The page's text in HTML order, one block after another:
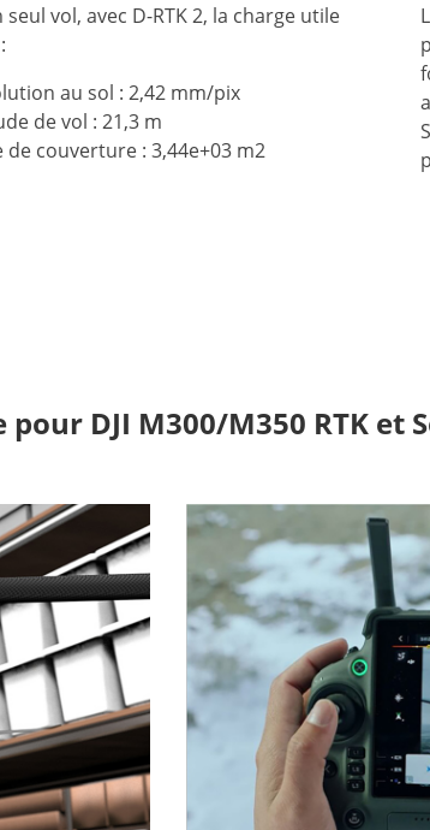
seul vol, avec D-RTK 2, la charge utile
au sol : 2,42 mm/pix
de vol : 21,3 m
de couverture : 3,44e+03 m2
DJI M300/M350 RTK et